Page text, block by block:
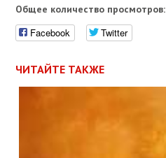
Общее количество просмотров:
Facebook Twitter
ЧИТАЙТЕ ТАКЖЕ